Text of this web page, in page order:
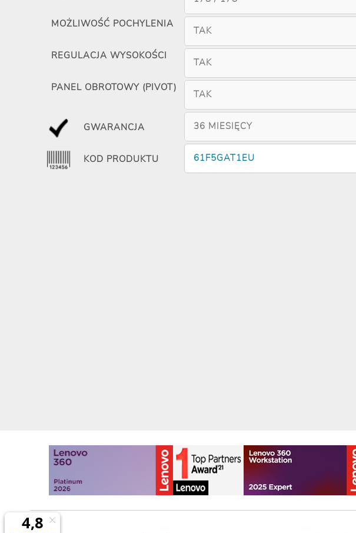
MOŻLIWOŚĆ POCHYLENIA
TAK
REGULACJA WYSOKOŚCI
TAK
PANEL OBROTOWY (PIVOT)
TAK
GWARANCJA 36 MIESIĘCY
KOD PRODUKTU 61F5GAT1EU